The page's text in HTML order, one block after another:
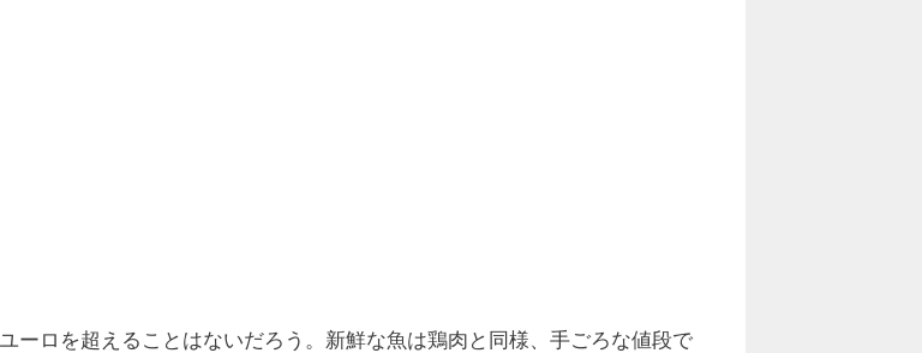
ロを超えることはないだろう。新鮮な魚は鶏肉と同様、手ごろな値段で